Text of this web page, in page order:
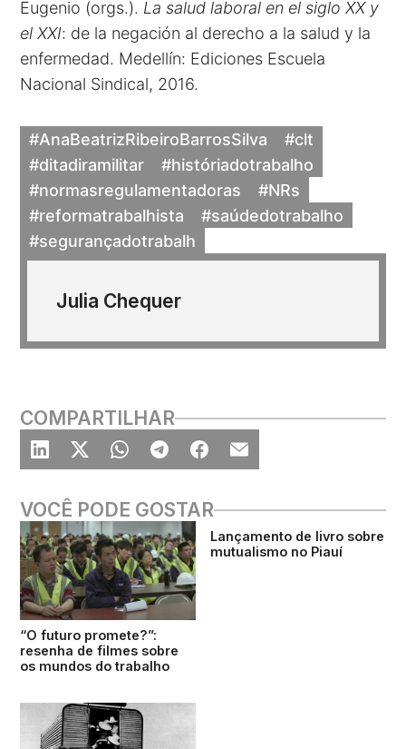
Eugenio (orgs.). La salud laboral en el siglo XX y
el XXI: de la negación al derecho a la salud y la
enfermedad. Medellín: Ediciones Escuela
Nacional Sindical, 2016.
#AnaBeatrizRibeiroBarrosSilva
#clt
#ditadiramilitar
#históriadotrabalho
#normasregulamentadoras
#NRs
#reformatrabalhista
#saúdedotrabalho
#segurançadotrabalh
Julia Chequer
COMPARTILHAR
VOCÊ PODE GOSTAR
“O futuro promete?”:
resenha de filmes sobre
os mundos do trabalho
Lançamento de livro sobre
mutualismo no Piauí